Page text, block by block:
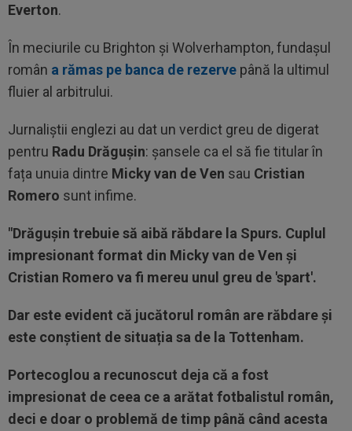
Everton.
În meciurile cu Brighton și Wolverhampton, fundașul
român a rămas pe banca de rezerve până la ultimul
fluier al arbitrului.
Jurnaliștii englezi au dat un verdict greu de digerat
pentru Radu Drăgușin: șansele ca el să fie titular în
fața unuia dintre Micky van de Ven sau Cristian
Romero sunt infime.
"Drăgușin trebuie să aibă răbdare la Spurs. Cuplul
impresionant format din Micky van de Ven și
Cristian Romero va fi mereu unul greu de 'spart'.
Dar este evident că jucătorul român are răbdare și
este conștient de situația sa de la Tottenham.
Portecoglou a recunoscut deja că a fost
impresionat de ceea ce a arătat fotbalistul român,
deci e doar o problemă de timp până când acesta